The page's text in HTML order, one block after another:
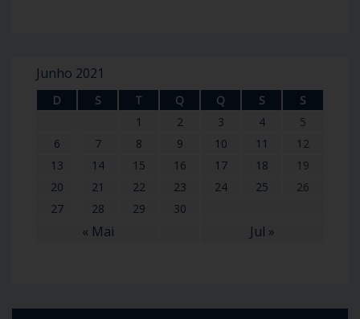
Junho 2021
D S T Q Q S S
« Mai Jul »
1 2 3 4
5
6
7 8 9 10 11
12
13
14 15 16 17 18
19
20
21 22 23 24 25
26
27
28 29 30